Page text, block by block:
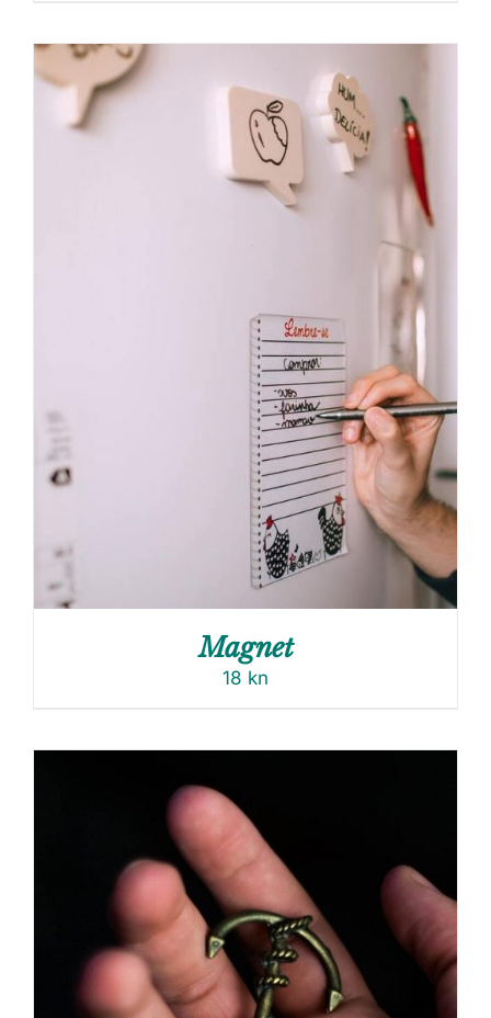
Magnet
18 kn